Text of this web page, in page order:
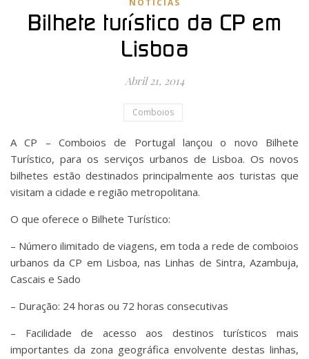
NOTÍCIAS
Bilhete turístico da CP em
Lisboa
Abril 21, 2014
Comboios
A CP – Comboios de Portugal lançou o novo Bilhete
Turístico, para os serviços urbanos de Lisboa. Os novos
bilhetes estão destinados principalmente aos turistas que
visitam a cidade e região metropolitana.
O que oferece o Bilhete Turístico:
– Número ilimitado de viagens, em toda a rede de comboios
urbanos da CP em Lisboa, nas Linhas de Sintra, Azambuja,
Cascais e Sado
– Duração: 24 horas ou 72 horas consecutivas
– Facilidade de acesso aos destinos turísticos mais
importantes da zona geográfica envolvente destas linhas,